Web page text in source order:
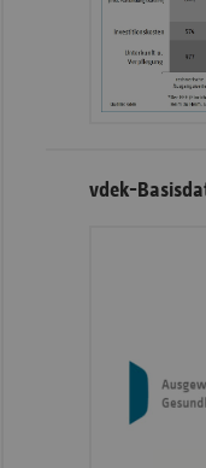
vdek-